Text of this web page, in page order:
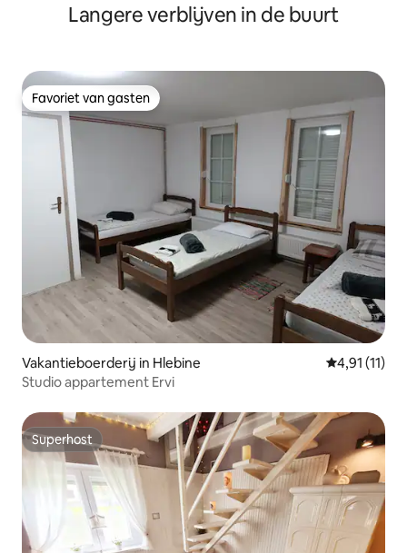
Langere verblijven in de buurt
Favoriet van gasten
Favoriet van gasten
Vakantieboerderij in Hlebine Gemiddelde
4,91 (11)
Studio appartement Ervi
Superhost
Superhost